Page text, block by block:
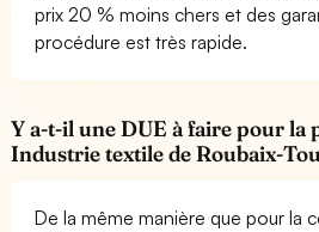
prix 20 % moins chers et des
procédure est très rapide.
Y a-t-il une DUE à faire pour la
Industrie textile de Roubaix-
De la même manière que pour la